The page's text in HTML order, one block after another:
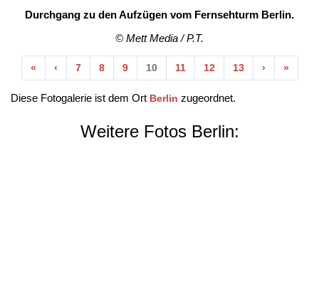
Durchgang zu den Aufzügen vom Fernsehturm Berlin.
© Mett Media / P.T.
«Anfang
‹Vorherige
7 8 9 10 11 12 13 ›Nächste
»Ende
Diese Fotogalerie ist dem Ort Berlin zugeordnet.
Weitere Fotos Berlin: